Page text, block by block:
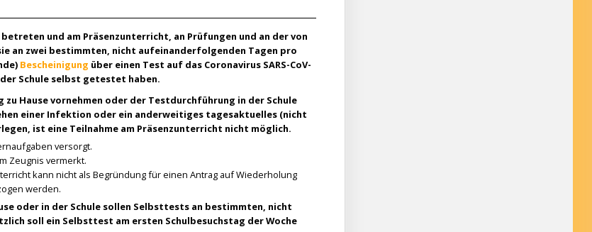
und am Präsenzunterricht, an Prüfungen und an der von
an zwei bestimmten, nicht aufeinanderfolgenden Tagen pro
Bescheinigung über einen Test auf das Coronavirus SARS-CoV-
Schule selbst getestet haben.
Hause vornehmen oder der Testdurchführung in der Schule
einer Infektion oder ein anderweitiges tagesaktuelles (nicht
ist eine Teilnahme am Präsenzunterricht nicht möglich.
versorgt.
Zeugnis vermerkt.
kann nicht als Begründung für einen Antrag auf Wiederholung
werden.
oder in der Schule sollen Selbsttests an bestimmten, nicht
soll ein Selbsttest am ersten Schulbesuchstag der Woche